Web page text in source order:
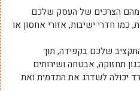
מהם הצרכים של העסק שלכם
כמו חדרי ישיבות, אזורי אחסון או
שלכם בקפידה, תוך
תחזוקה, אבטחה ושירותים
יכולה לשדרג את התדמית ואת